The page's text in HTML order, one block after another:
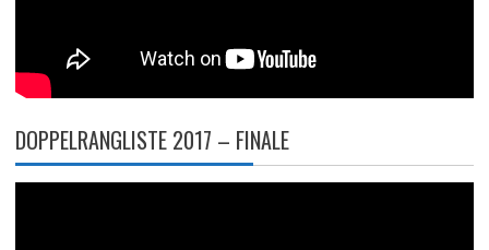
DOPPELRANGLISTE 2017 – FINALE